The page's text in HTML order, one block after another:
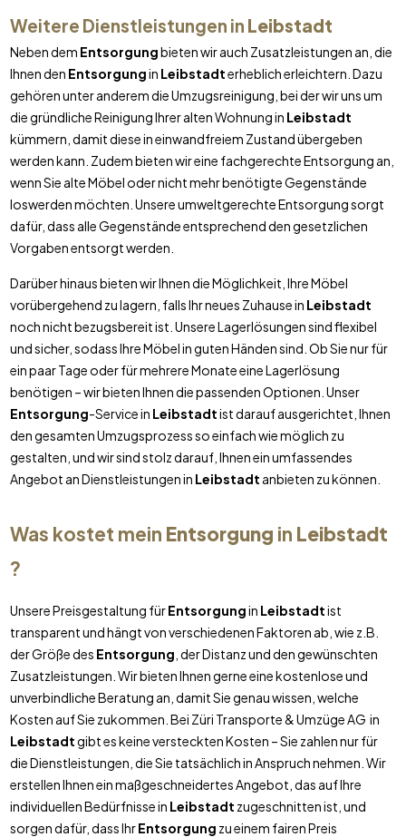
Weitere Dienstleistungen in Leibstadt
Neben dem Entsorgungbieten wir auch Zusatzleistungen an, die
Ihnen den Entsorgungin Leibstadterheblich erleichtern. Dazu
gehören unter anderem die Umzugsreinigung, bei der wir uns um
die gründliche Reinigung Ihrer alten Wohnung in Leibstadt
kümmern, damit diese in einwandfreiem Zustand übergeben
werden kann. Zudem bieten wir eine fachgerechte Entsorgung an,
wenn Sie alte Möbel oder nicht mehr benötigte Gegenstände
loswerden möchten. Unsere umweltgerechte Entsorgung sorgt
dafür, dass alle Gegenstände entsprechend den gesetzlichen
Vorgaben entsorgt werden.
Darüber hinaus bieten wir Ihnen die Möglichkeit, Ihre Möbel
vorübergehend zu lagern, falls Ihr neues Zuhause in Leibstadt
noch nicht bezugsbereit ist. Unsere Lagerlösungen sind flexibel
und sicher, sodass Ihre Möbel in guten Händen sind. Ob Sie nur für
ein paar Tage oder für mehrere Monate eine Lagerlösung
benötigen – wir bieten Ihnen die passenden Optionen. Unser
Entsorgung-Service in Leibstadtist darauf ausgerichtet, Ihnen
den gesamten Umzugsprozess so einfach wie möglich zu
gestalten, und wir sind stolz darauf, Ihnen ein umfassendes
Angebot an Dienstleistungen in Leibstadt anbieten zu können.
Was kostet mein Entsorgung in Leibstadt
?
Unsere Preisgestaltung fürEntsorgungin Leibstadtist
transparent und hängt von verschiedenen Faktoren ab, wie z.B.
der Größe des Entsorgung , der Distanz und den gewünschten
Zusatzleistungen. Wir bieten Ihnen gerne eine kostenlose und
unverbindliche Beratung an, damit Sie genau wissen, welche
Kosten auf Sie zukommen. Bei Züri Transporte & Umzüge AG in
Leibstadtgibt es keine versteckten Kosten – Sie zahlen nur für
die Dienstleistungen, die Sie tatsächlich in Anspruch nehmen. Wir
erstellen Ihnen ein maßgeschneidertes Angebot, das auf Ihre
individuellen Bedürfnisse in Leibstadt zugeschnitten ist, und
sorgen dafür, dass IhrEntsorgung zu einem fairen Preis